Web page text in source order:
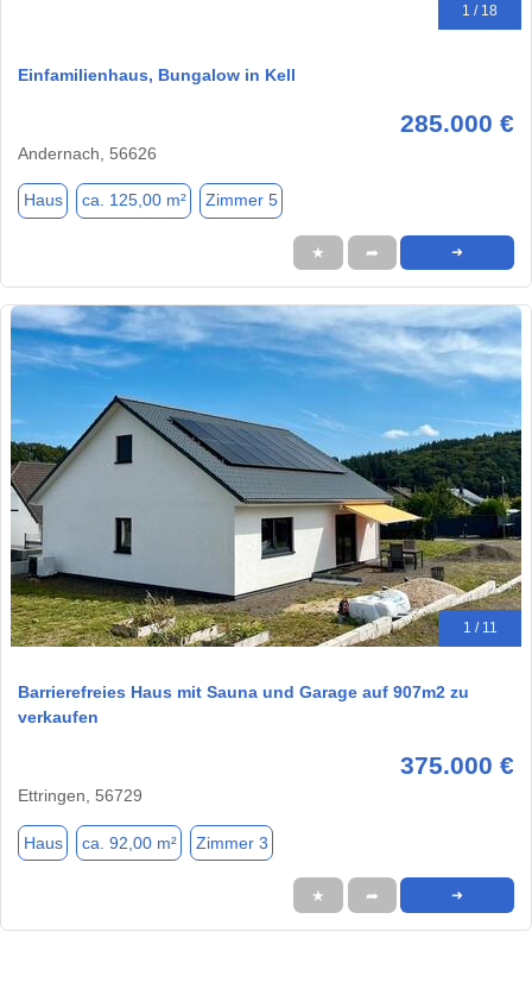
1 / 18
Einfamilienhaus, Bungalow in Kell
285.000 €
Andernach, 56626
Haus ca. 125,00 m² Zimmer 5
★ ➦ ➜
1 / 11
Barrierefreies Haus mit Sauna und Garage auf 907m2 zu
verkaufen
375.000 €
Ettringen, 56729
Haus ca. 92,00 m² Zimmer 3
★ ➦ ➜